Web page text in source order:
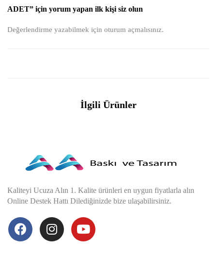
ADET” için yorum yapan ilk kişi siz olun
Değerlendirme yazabilmek için oturum açmalısınız.
İlgili Ürünler
Kaliteyi Ucuza Alın 1. Kalite ürünleri en uygun fiyatlarla alın
Online Destek Hattı Dilediğinizde bize ulaşabilirsiniz.